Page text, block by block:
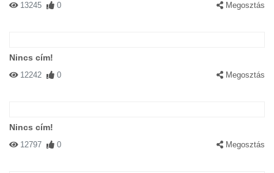
13245 0 Megosztás
Nincs cím!
12242 0 Megosztás
Nincs cím!
12797 0 Megosztás